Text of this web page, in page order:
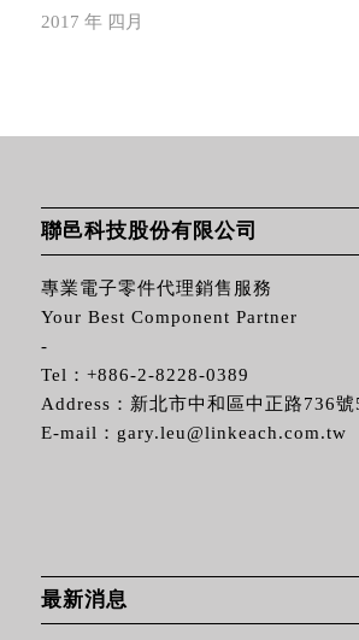
2017 年 四月
聯邑科技股份有限公司
專業電子零件代理銷售服務
Your Best Component Partner
-
Tel： +886-2-8228-0389
Address：新北市中和區中正路736號
E-mail： gary.leu@linkeach.com.tw
最新消息